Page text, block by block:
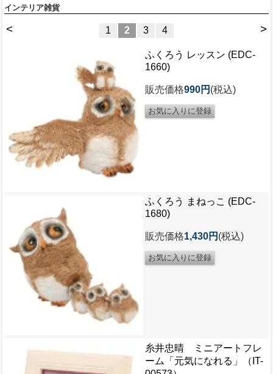
インテリア雑貨
< >
1 2 3 4
ふくろう レッスン (EDC-
1660)
販売価格990円 (税込)
ふくろう まねっこ (EDC-
1680)
販売価格1,430円 (税込)
糸井忠晴 ミニアートフレ
ーム「元気になれる」（IT-